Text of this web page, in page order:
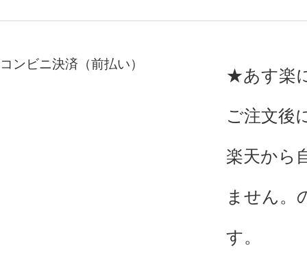
コンビニ決済（前払い）
★あす楽
ご注文後
楽天から
ません。
す。